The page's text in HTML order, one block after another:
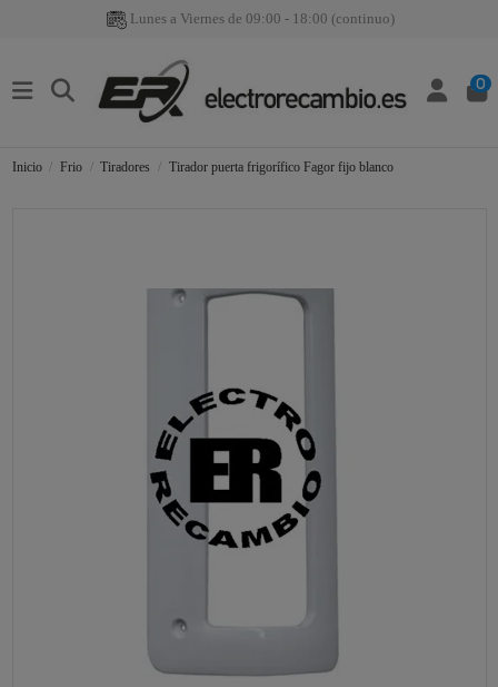
Lunes a Viernes de 09:00 - 18:00 (continuo)
0
Inicio Frio Tiradores Tirador puerta frigorífico Fagor fijo blanco